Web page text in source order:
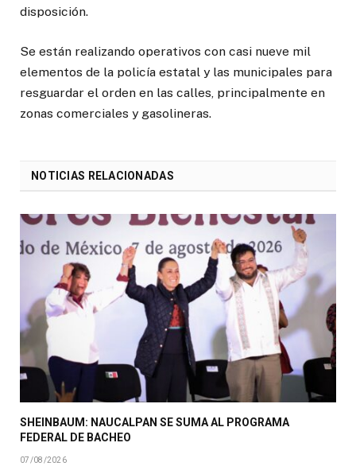
disposición.
Se están realizando operativos con casi nueve mil
elementos de la policía estatal y las municipales para
resguardar el orden en las calles, principalmente en
zonas comerciales y gasolineras.
NOTICIAS RELACIONADAS
SHEINBAUM: NAUCALPAN SE SUMA AL PROGRAMA
FEDERAL DE BACHEO
07/08/2026